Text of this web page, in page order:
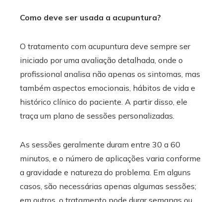
Como deve ser usada a acupuntura?
O tratamento com acupuntura deve sempre ser
iniciado por uma avaliação detalhada, onde o
profissional analisa não apenas os sintomas, mas
também aspectos emocionais, hábitos de vida e
histórico clínico do paciente. A partir disso, ele
traça um plano de sessões personalizadas.
As sessões geralmente duram entre 30 a 60
minutos, e o número de aplicações varia conforme
a gravidade e natureza do problema. Em alguns
casos, são necessárias apenas algumas sessões;
em outros, o tratamento pode durar semanas ou